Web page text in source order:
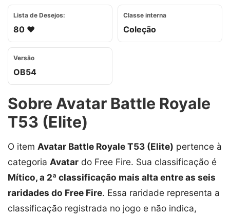
Lista de Desejos:
80 ❤️
Classe interna
Coleção
Versão
OB54
Sobre Avatar Battle Royale
T53 (Elite)
O item Avatar Battle Royale T53 (Elite) pertence à
categoria Avatar do Free Fire. Sua classificação é
Mítico, a 2ª classificação mais alta entre as seis
raridades do Free Fire. Essa raridade representa a
classificação registrada no jogo e não indica,